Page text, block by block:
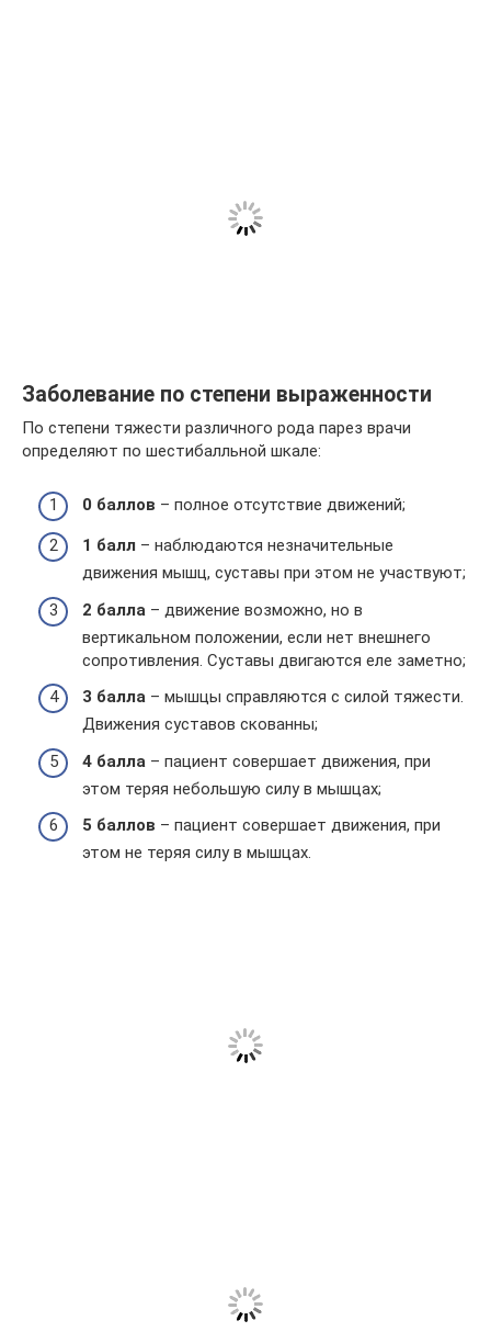
Заболевание по степени выраженности
По степени тяжести различного рода парез врачи
определяют по шестибалльной шкале:
0 баллов – полное отсутствие движений;
1 балл – наблюдаются незначительные
движения мышц, суставы при этом не участвуют;
2 балла – движение возможно, но в
вертикальном положении, если нет внешнего
сопротивления. Суставы двигаются еле заметно;
3 балла – мышцы справляются с силой тяжести.
Движения суставов скованны;
4 балла – пациент совершает движения, при
этом теряя небольшую силу в мышцах;
5 баллов – пациент совершает движения, при
этом не теряя силу в мышцах.